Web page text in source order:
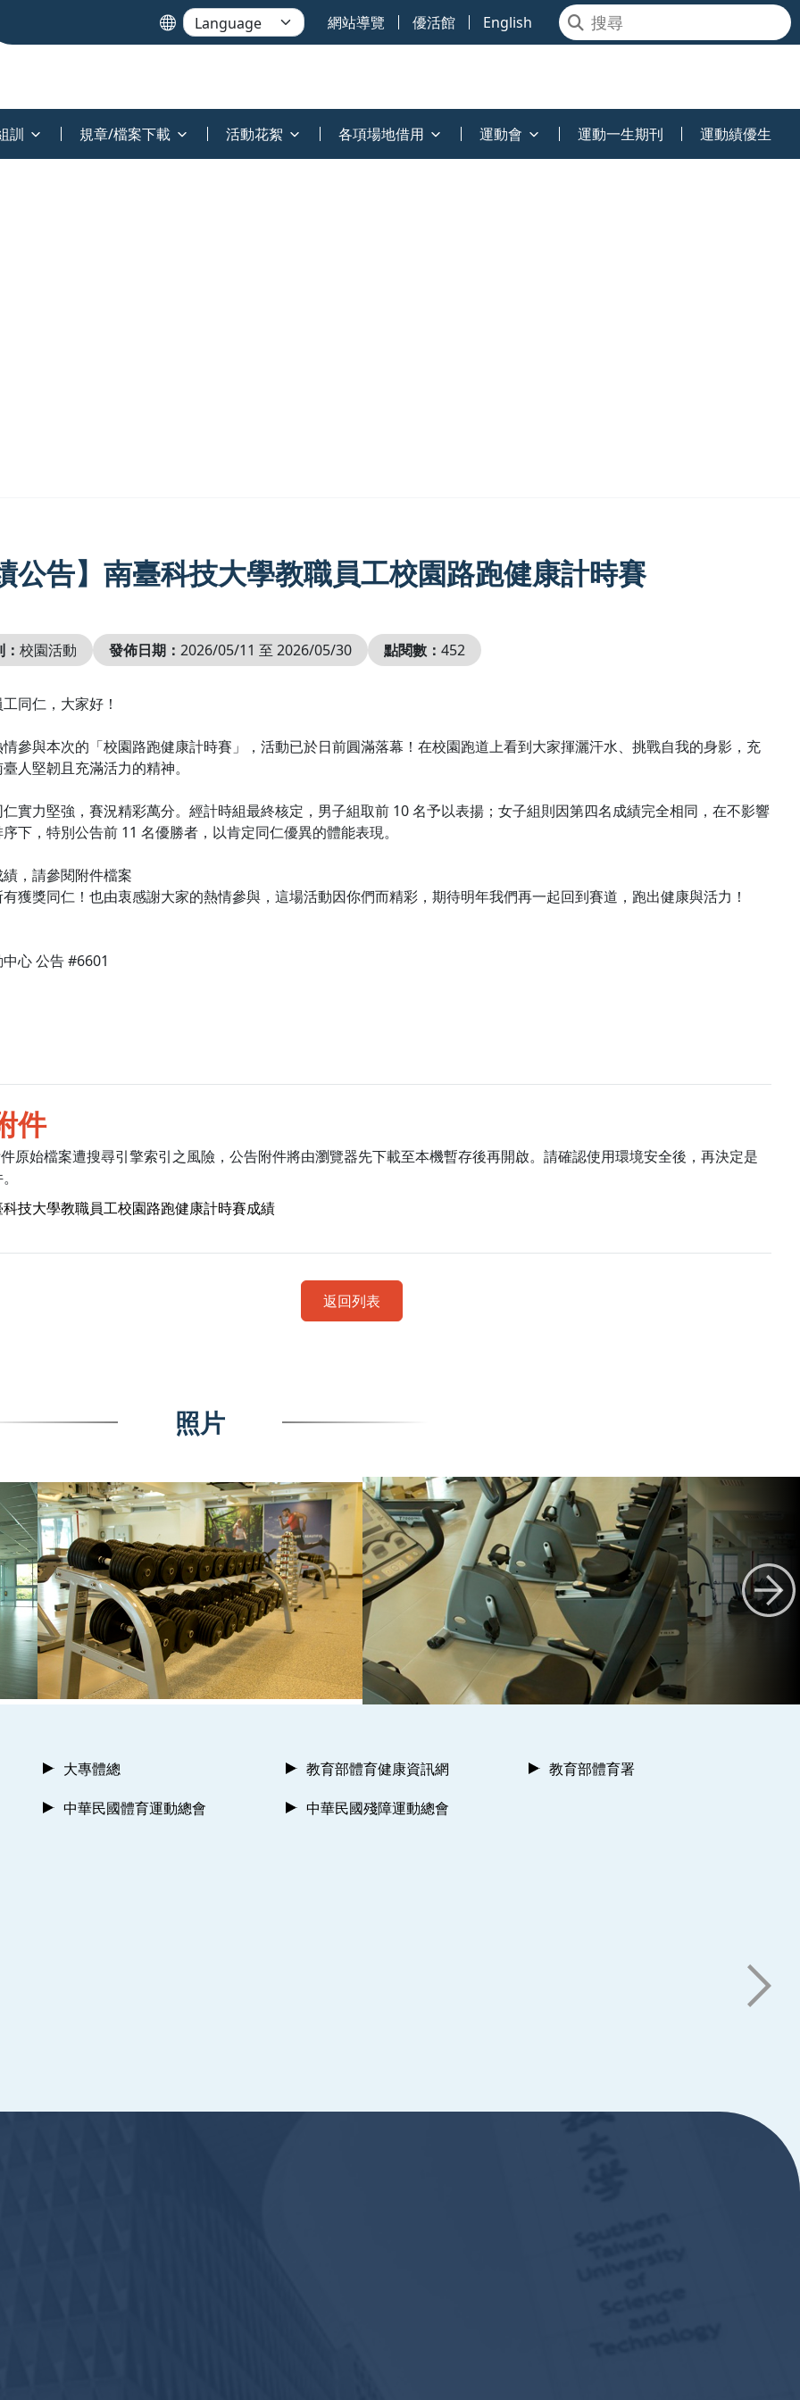
網站導覽 優活館 English
訓 規章/檔案下載 活動花絮 各項場地借用 運動會 運動一生期刊 運動績優生
公告】南臺科技大學教職員工校園路跑健康計時賽
校園活動 發佈日期： 2026/05/11 至 2026/05/30 點閱數： 452
同仁，大家好！
參與本次的「校園路跑健康計時賽」，活動已於日前圓滿落幕！在校園跑道上看到大家揮灑汗水、挑戰自我的身影，充
人堅韌且充滿活力的精神。
實力堅強，賽況精彩萬分。經計時組最終核定，男子組取前 10 名予以表揚；女子組則因第四名成績完全相同，在不影響
下，特別公告前 11 名優勝者，以肯定同仁優異的體能表現。
，請參閱附件檔案
獲獎同仁！也由衷感謝大家的熱情參與，這場活動因你們而精彩，期待明年我們再一起回到賽道，跑出健康與活力！
心 公告 #6601
件
原始檔案遭搜尋引擎索引之風險，公告附件將由瀏覽器先下載至本機暫存後再開啟。請確認使用環境安全後，再決定是
技大學教職員工校園路跑健康計時賽成績
返回列表
照片
大專體總 教育部體育健康資訊網
教育部體育署
中華民國體育運動總會
中華民國殘障運動總會